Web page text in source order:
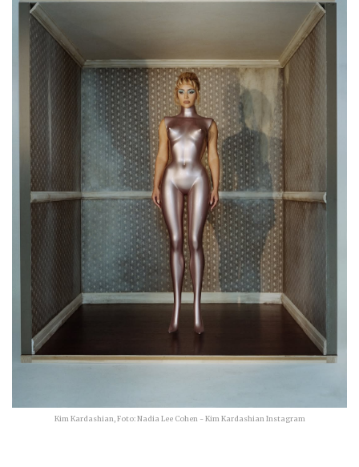
Kim Kardashian, Foto: Nadia Lee Cohen - Kim Kardashian Instagram